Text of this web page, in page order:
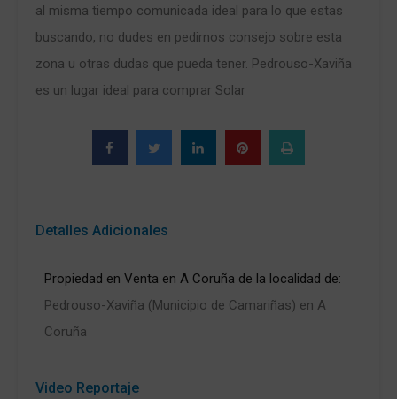
al misma tiempo comunicada ideal para lo que estas
buscando, no dudes en pedirnos consejo sobre esta
zona u otras dudas que pueda tener. Pedrouso-Xaviña
es un lugar ideal para comprar Solar
Detalles Adicionales
Propiedad en Venta en A Coruña de la localidad de:
Pedrouso-Xaviña (Municipio de Camariñas) en A
Coruña
Video Reportaje